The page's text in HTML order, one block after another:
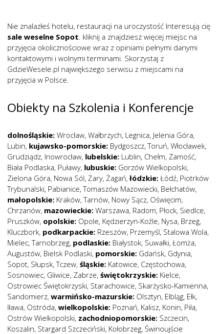
Nie znalazłeś hotelu, restauracji na uroczystość Interesują cię
sale weselne Sopot . kliknij a znajdziesz więcej miejsc na
przyjęcia okolicznościowe wraz z opiniami pełnymi danymi
kontaktowymi i wolnymi terminami. Skorzystaj z
GdzieWesele.pl największego serwisu z miejscami na
przyjęcia w Polsce.
Obiekty na Szkolenia i Konferencje
dolnośląskie: Wrocław, Wałbrzych, Legnica, Jelenia Góra,
Lubin, kujawsko-pomorskie: Bydgoszcz,Toruń, Włocławek,
Grudziądz, Inowrocław, lubelskie: Lublin, Chełm, Zamość,
Biała Podlaska, Puławy, lubuskie: Gorzów Wielkopolski,
Zielona Góra, Nowa Sól, Żary, Żagań, łódzkie: Łódź, Piotrków
Trybunalski, Pabianice,Tomaszów Mazowiecki, Bełchatów,
małopolskie: Kraków,Tarnów, Nowy Sącz, Oświęcim,
Chrzanów, mazowieckie: Warszawa, Radom, Płock, Siedlce,
Pruszków, opolskie: Opole, Kędzierzyn-Koźle, Nysa, Brzeg,
Kluczbork, podkarpackie: Rzeszów, Przemyśl, Stalowa Wola,
Mielec,Tarnobrzeg, podlaskie: Białystok, Suwałki, Łomża,
Augustów, Bielsk Podlaski, pomorskie: Gdańsk, Gdynia,
Sopot, Słupsk,Tczew, śląskie: Katowice, Częstochowa,
Sosnowiec, Gliwice, Zabrze, świętokrzyskie: Kielce,
Ostrowiec Świętokrzyski, Starachowice, Skarżysko-Kamienna,
Sandomierz, warmińsko-mazurskie: Olsztyn, Elbląg, Ełk,
Iława, Ostróda, wielkopolskie: Poznań, Kalisz, Konin, Piła,
Ostrów Wielkopolski, zachodniopomorskie: Szczecin,
Koszalin, Stargard Szczeciński, Kołobrzeg, Świnoujście